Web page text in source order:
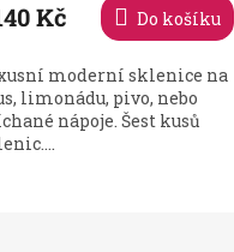
Kč Do košíku
moderní sklenice na
limonádu, pivo, nebo
nápoje. Šest kusů